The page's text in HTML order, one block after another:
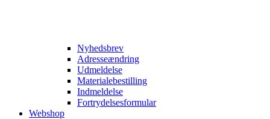
Nyhedsbrev
Adresseændring
Udmeldelse
Materialebestilling
Indmeldelse
Fortrydelsesformular
Webshop